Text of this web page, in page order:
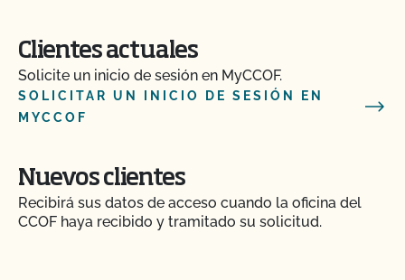
Clientes actuales
Solicite un inicio de sesión en MyCCOF.
SOLICITAR UN INICIO DE SESIÓN EN
MYCCOF
Nuevos clientes
Recibirá sus datos de acceso cuando la oficina del
CCOF haya recibido y tramitado su solicitud.